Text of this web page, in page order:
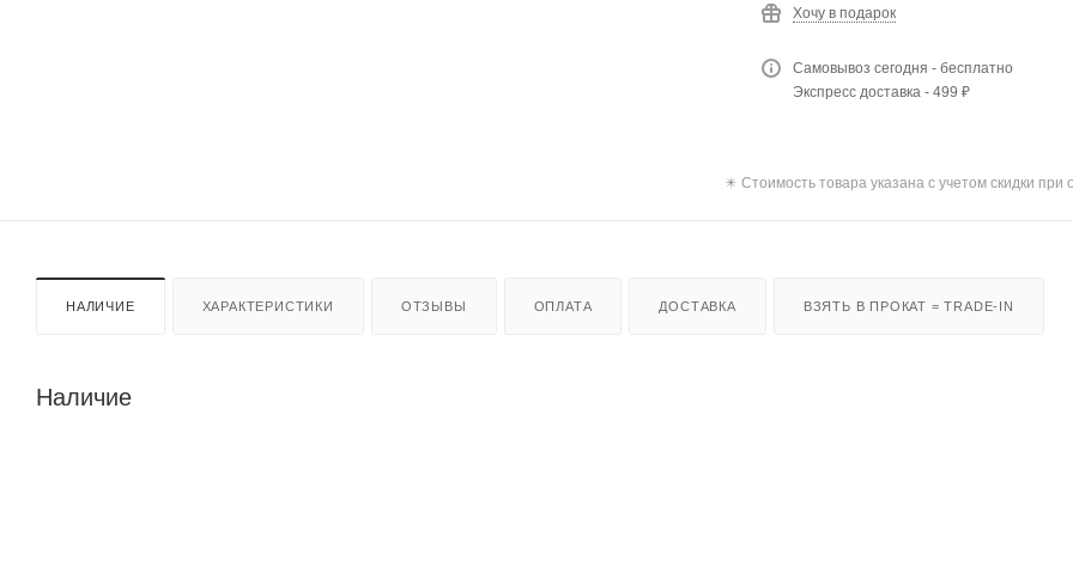
Хочу в подарок
Самовывоз сегодня - бесплатно
Экспресс доставка - 499 ₽
✴️ Стоимость товара указана с учетом скидки при
НАЛИЧИЕ ХАРАКТЕРИСТИКИ ОТЗЫВЫ ОПЛАТА ДОСТАВКА ВЗЯТЬ В ПРОКАТ = TRADE-IN
Наличие